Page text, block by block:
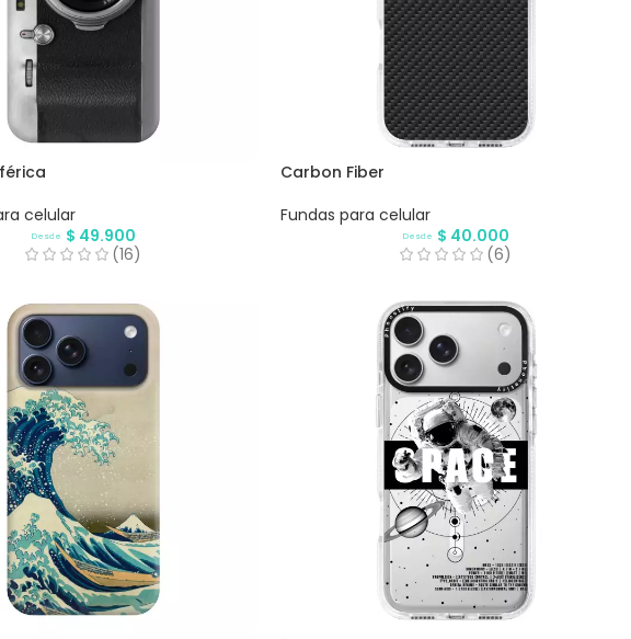
celular
Desde $ 49.900
(16)
Carbon Fiber
Fundas para celular
Desde $ 40.000
(6)